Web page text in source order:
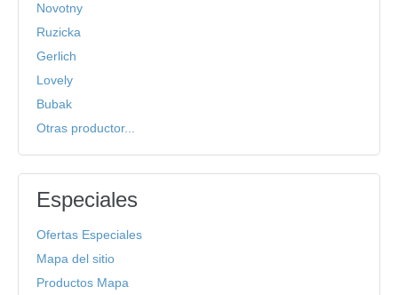
Novotny
Ruzicka
Gerlich
Lovely
Bubak
Otras productor...
Especiales
Ofertas Especiales
Mapa del sitio
Productos Mapa